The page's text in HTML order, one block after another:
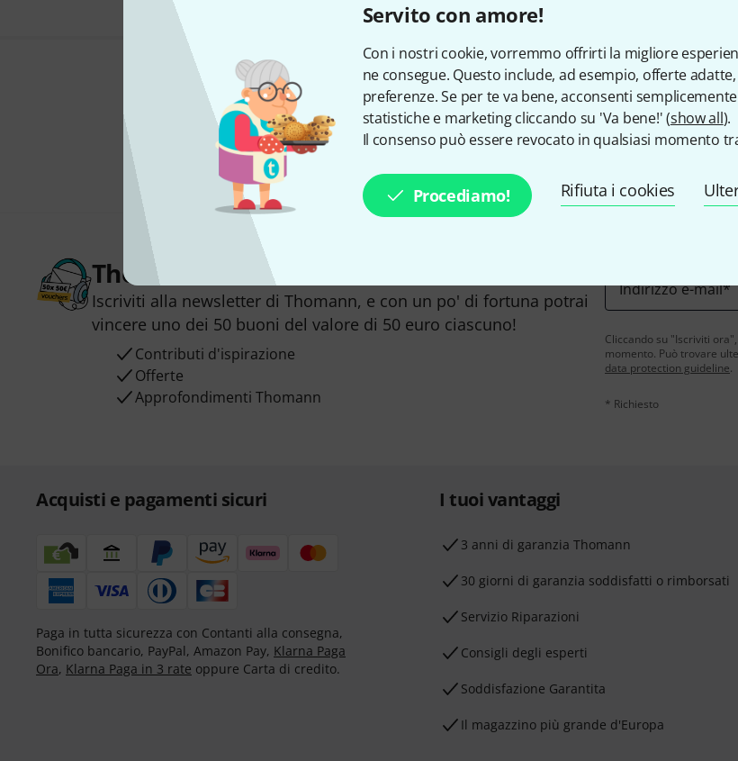
Servito con amore!
Con i nostri cookie, vorremmo offrirti la migliore
ne consegue. Questo include, ad esempio, offerte
preferenze. Se per te va bene, acconsenti
statistiche e marketing cliccando su 'Va bene!' (show all).
Il consenso può essere revocato in qualsiasi momento
Procediamo! Rifiuta i cookies
Ti piace ciò che vedi?
Condividi Aiuto e
Thomann Newsletter
Iscriviti alla newsletter di Thomann, e con un po' di fortuna potrai
vincere uno dei 50 buoni del valore di 50 euro ciascuno!
Contributi d'ispirazione
Offerte
Approfondimenti Thomann
Indirizzo e-mail*
Cliccando su "Iscriviti
momento. Può trovare
data protection guideline.
* Richiesto
Acquisti e pagamenti sicuri
Paga in tutta sicurezza con Contanti alla consegna,
Bonifico bancario, PayPal, Amazon Pay, Klarna Paga
Ora, Klarna Paga in 3 rate oppure Carta di credito.
I tuoi vantaggi
3 anni di garanzia Thomann
30 giorni di garanzia soddisfatti o rimborsati
Servizio Riparazioni
Consigli degli esperti
Soddisfazione Garantita
Il magazzino più grande d'Europa